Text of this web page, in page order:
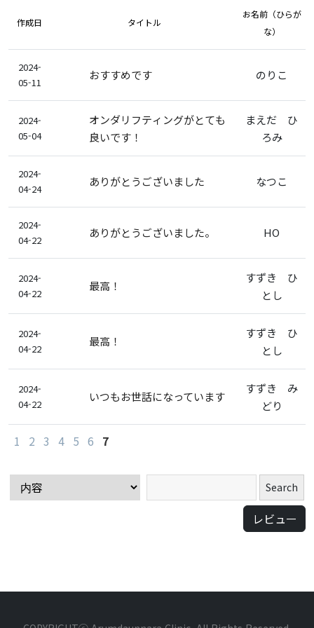
作成日 タイトル
お名前（ひらが
な）
2024-
05-11
おすすめです のりこ
2024-
05-04
オンダリフティングがとても
良いです！
まえだ ひ
ろみ
2024-
04-24
ありがとうございました なつこ
2024-
04-22
ありがとうございました。 HO
2024-
04-22
最高！
すずき ひ
とし
2024-
04-22
最高！
すずき ひ
とし
2024-
04-22
いつもお世話になっています
すずき み
どり
1 2 3 4 5 6 7
レビュㅡ